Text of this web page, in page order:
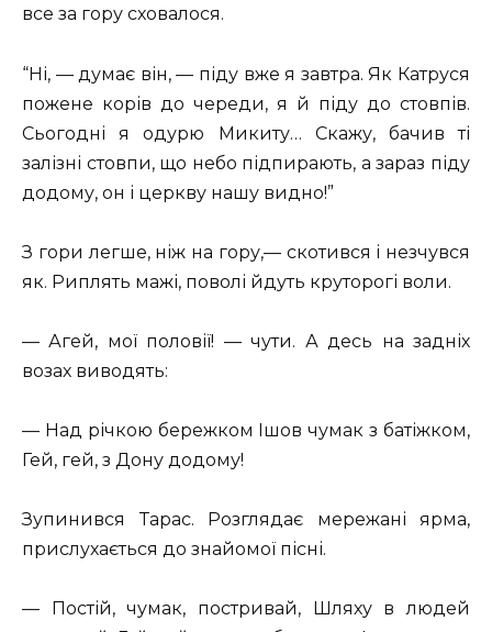
все за гору сховалося.
“Ні, — думає він, — піду вже я завтра. Як Катруся
пожене корів до череди, я й піду до стовпів.
Сьогодні я одурю Микиту… Скажу, бачив ті
залізні стовпи, що небо підпирають, а зараз піду
додому, он і церкву нашу видно!”
З гори легше, ніж на гору,— скотився і незчувся
як. Риплять мажі, поволі йдуть круторогі воли.
— Агей, мої половії! — чути. А десь на задніх
возах виводять:
— Над річкою бережком Ішов чумак з батіжком,
Гей, гей, з Дону додому!
Зупинився Тарас. Розглядає мережані ярма,
прислухається до знайомої пісні.
— Постій, чумак, постривай, Шляху в людей